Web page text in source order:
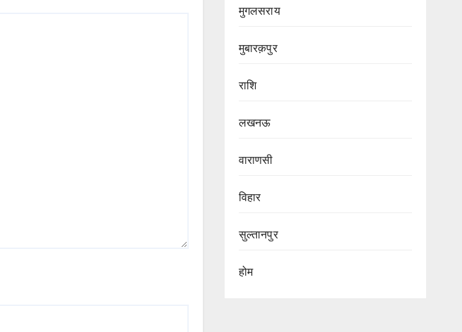
मुगलसराय
मुबारक़पुर
राशि
लखनऊ
वाराणसी
विहार
सुल्तानपुर
होम